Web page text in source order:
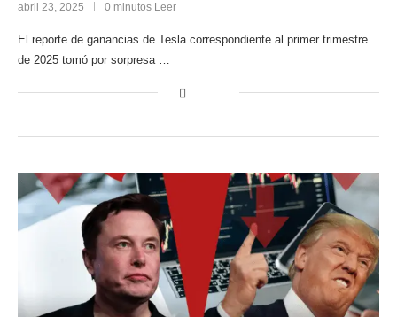
abril 23, 2025 0 minutos Leer
El reporte de ganancias de Tesla correspondiente al primer trimestre
de 2025 tomó por sorpresa …